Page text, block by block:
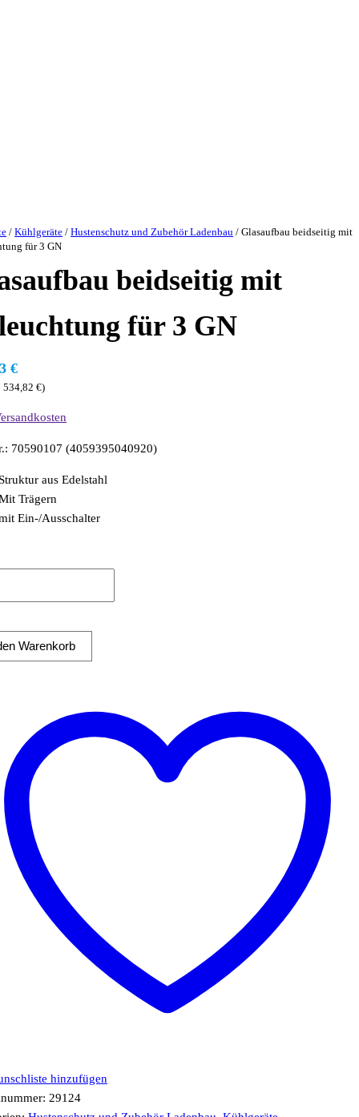
/Kühlgeräte /Hustenschutz und Zubehör Ladenbau / Glasaufbau beidseitig mit
für 3 GN
beidseitig mit
für 3 GN
€
534,82€)
70590107 (4059395040920)
aus Edelstahl
Trägern
Ein-/Ausschalter
Warenkorb
hinzufügen
29124